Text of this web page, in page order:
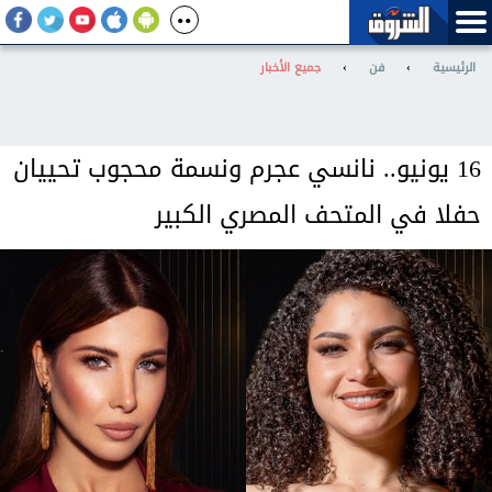
الرئيسية › فن › جميع الأخبار
16 يونيو.. نانسي عجرم ونسمة محجوب تحييان
حفلا في المتحف المصري الكبير